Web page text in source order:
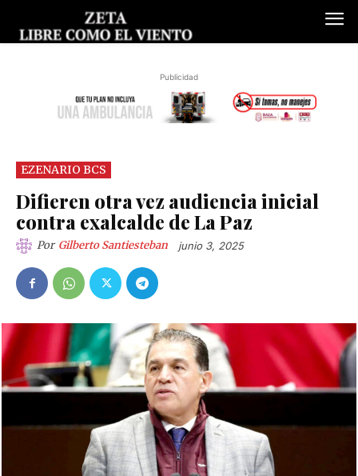
Publicidad
EZENARIO BCS
Difieren otra vez audiencia inicial
contra exalcalde de La Paz
Por Gilberto Santiesteban junio 3, 2025